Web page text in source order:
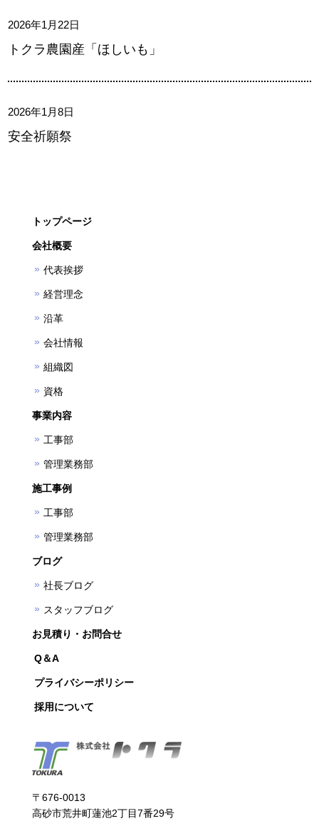
2026年1月22日
トクラ農園産「ほしいも」
2026年1月8日
安全祈願祭
トップページ
会社概要
代表挨拶
経営理念
沿革
会社情報
組織図
資格
事業内容
工事部
管理業務部
施工事例
工事部
管理業務部
ブログ
社長ブログ
スタッフブログ
お見積り・お問合せ
Q＆A
プライバシーポリシー
採用について
〒676-0013
高砂市荒井町蓮池2丁目7番29号